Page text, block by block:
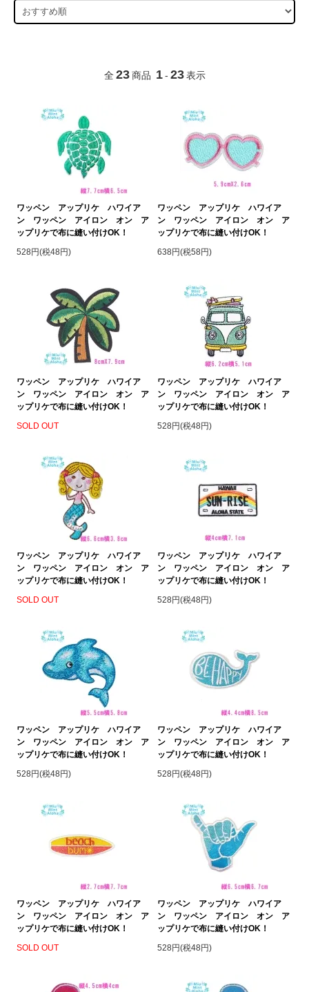
全 23 商品 1 - 23 表示
ワッペン アップリケ ハワイア
ン ワッペン アイロン オン ア
ップリケで布に縫い付けOK！
528円(税48円)
ワッペン アップリケ ハワイア
ン ワッペン アイロン オン ア
ップリケで布に縫い付けOK！
638円(税58円)
ワッペン アップリケ ハワイア
ン ワッペン アイロン オン ア
ップリケで布に縫い付けOK！
SOLD OUT
ワッペン アップリケ ハワイア
ン ワッペン アイロン オン ア
ップリケで布に縫い付けOK！
528円(税48円)
ワッペン アップリケ ハワイア
ン ワッペン アイロン オン ア
ップリケで布に縫い付けOK！
SOLD OUT
ワッペン アップリケ ハワイア
ン ワッペン アイロン オン ア
ップリケで布に縫い付けOK！
528円(税48円)
ワッペン アップリケ ハワイア
ン ワッペン アイロン オン ア
ップリケで布に縫い付けOK！
528円(税48円)
ワッペン アップリケ ハワイア
ン ワッペン アイロン オン ア
ップリケで布に縫い付けOK！
528円(税48円)
ワッペン アップリケ ハワイア
ン ワッペン アイロン オン ア
ップリケで布に縫い付けOK！
SOLD OUT
ワッペン アップリケ ハワイア
ン ワッペン アイロン オン ア
ップリケで布に縫い付けOK！
528円(税48円)